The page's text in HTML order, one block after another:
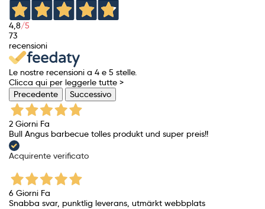
4,8/5
73
recensioni
Le nostre recensioni a 4 e 5 stelle.
Clicca qui per leggerle tutte >
Precedente
Successivo
2 Giorni Fa
Bull Angus barbecue tolles produkt und super preis!!
Acquirente verificato
6 Giorni Fa
Snabba svar, punktlig leverans, utmärkt webbplats